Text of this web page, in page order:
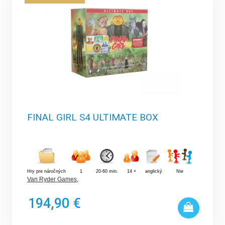
Abstraktné hry
Abstraktné hry nemajú žiadnu tému, dej ani príbeh. Základom je
hracia doska, na ktorej sú políčka zvyčajne geometrického alebo
abstraktného tvaru. Hra má základné pravidlá, ktorými sa riadia
všetci hráči. Medzi abstraktné hry sa radia aj klasické hry ako
Šach či Dáma, ale napríklad aj Azul.
ktoré má konkrétny hráč. Ďalším príkladom blafovania sú hry na
uhádnutie zradcu v skupine. V blafovacích hrách hráči musia
Budovateľské/Civilizačné hry
Hráči riadia istú skupinu ľudí. Cieľom každého hráča je
spoločnosť, a nechať ich napredovať v priebehu hry tak, aby ich
civilizácia získala prevahu nad ostatnými. Budovať svoju
spoločnosť môžu nezávisle, alebo prostredníctvom vojny a
FINAL GIRL S4 ULTIMATE BOX
Hry pre náročných 1 20-60 min. 14 + anglický Nie
Van Ryder Games
194,90 €